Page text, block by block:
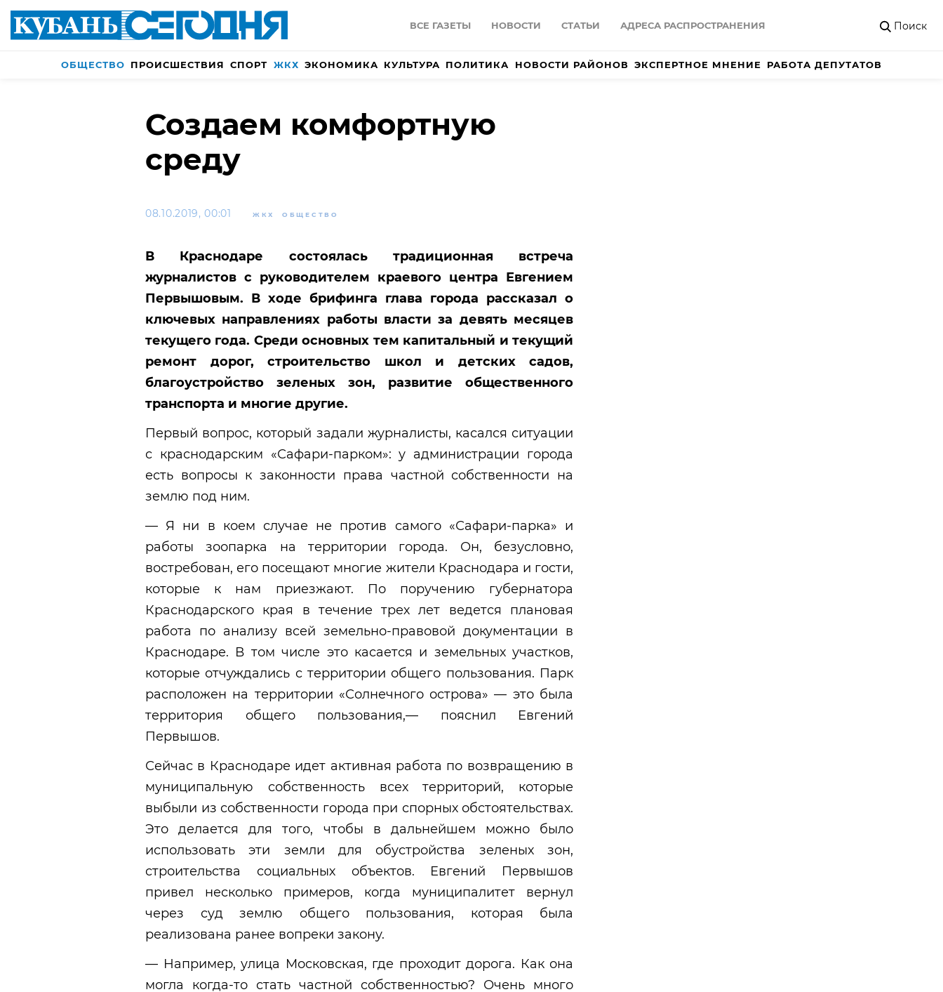
ВСЕ ГАЗЕТЫ НОВОСТИ СТАТЬИ АДРЕСА РАСПРОСТРАНЕНИЯ Поиск
ОБЩЕСТВО ПРОИСШЕСТВИЯ СПОРТ ЖКХ ЭКОНОМИКА КУЛЬТУРА ПОЛИТИКА НОВОСТИ РАЙОНОВ ЭКСПЕРТНОЕ МНЕНИЕ РАБОТА ДЕПУТАТОВ
Создаем комфортную
среду
08.10.2019, 00:01 ЖКХ ОБЩЕСТВО
В Краснодаре состоялась традиционная встреча
журналистов с руководителем краевого центра Евгением
Первышовым. В ходе брифинга глава города рассказал о
ключевых направлениях работы власти за девять месяцев
текущего года. Среди основных тем капитальный и текущий
ремонт дорог, строительство школ и детских садов,
благоустройство зеленых зон, развитие общественного
транспорта и многие другие.
Первый вопрос, который задали журналисты, касался ситуации
с краснодарским «Сафари-парком»: у администрации города
есть вопросы к законности права частной собственности на
землю под ним.
— Я ни в коем случае не против самого «Сафари-парка» и
работы зоопарка на территории города. Он, безусловно,
востребован, его посещают многие жители Краснодара и гости,
которые к нам приезжают. По поручению губернатора
Краснодарского края в течение трех лет ведется плановая
работа по анализу всей земельно-правовой документации в
Краснодаре. В том числе это касается и земельных участков,
которые отчуждались с территории общего пользования. Парк
расположен на территории «Солнечного острова» — это была
территория общего пользования,— пояснил Евгений
Первышов.
Сейчас в Краснодаре идет активная работа по возвращению в
муниципальную собственность всех территорий, которые
выбыли из собственности города при спорных обстоятельствах.
Это делается для того, чтобы в дальнейшем можно было
использовать эти земли для обустройства зеленых зон,
строительства социальных объектов. Евгений Первышов
привел несколько примеров, когда муниципалитет вернул
через суд землю общего пользования, которая была
реализована ранее вопреки закону.
— Например, улица Московская, где проходит дорога. Как она
могла когда-то стать частной собственностью? Очень много